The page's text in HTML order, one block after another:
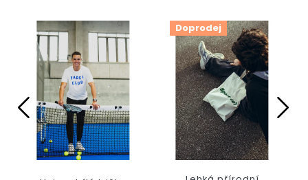
Doprodej